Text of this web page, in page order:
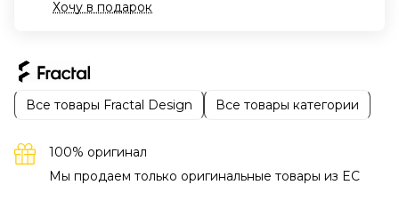
Хочу в подарок
Все товары Fractal Design Все товары категории
100% оригинал
Мы продаем только оригинальные товары из EC